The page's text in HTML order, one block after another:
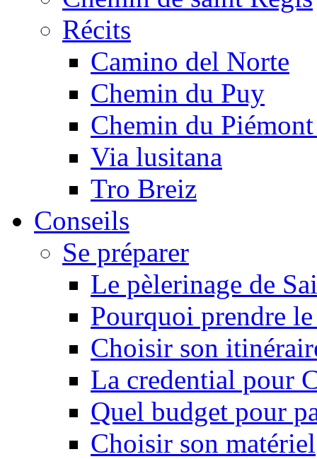
Récits
Camino del Norte
Chemin du Puy
Chemin du
Via lusitana
Tro Breiz
Conseils
Se préparer
Le pèlerinage de
Pourquoi prendre
Choisir son
La credential pour
Quel budget pour
Choisir son matériel